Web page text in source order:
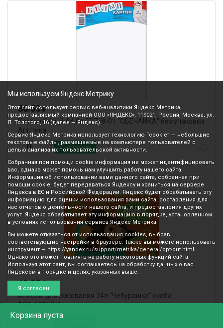
Корзина пуста
36.53₽
Картон белый А4 8л С2768-01 "ОБЕЧАЙКА" без упаковки
Апплика
В корзину
49.98₽
Альбом для рисования 24л "Чебурашка" скоба
А24_53052/1
Мы используем Яндекс Метрику
Этот сайт использует сервис веб-аналитики Яндекс Метрика,
предоставляемый компанией ООО «ЯНДЕКС», 119021, Россия, Москва, ул.
Л. Толстого, 16 (далее — Яндекс).
Сервис Яндекс Метрика использует технологию “cookie” — небольшие
текстовые файлы, размещаемые на компьютере пользователей с
целью анализа их пользовательской активности.
Собранная при помощи cookie информация не может идентифицировать
вас, однако может помочь нам улучшить работу нашего сайта.
Информация об использовании вами данного сайта, собранная при
помощи cookie, будет передаваться Яндексу и храниться на сервере
Яндекса в ЕС и Российской Федерации. Яндекс будет обрабатывать эту
информацию для оценки использования вами сайта, составления для
нас отчетов о деятельности нашего сайта, и предоставления других
услуг. Яндекс обрабатывает эту информацию в порядке, установленном
в условиях использования сервиса Яндекс Метрика.
Вы можете отказаться от использования cookies, выбрав
соответствующие настройки в браузере. Также вы можете использовать
инструмент — https://yandex.ru/support/metrika/general/opt-out.html
Однако это может повлиять на работу некоторых функций сайта.
Используя этот сайт, вы соглашаетесь на обработку данных о вас
Яндексом в порядке и целях, указанных выше.
Я согласен